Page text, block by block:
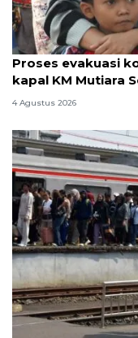
Proses evakuasi
kapal KM Mutiara
4 Agustus 2026